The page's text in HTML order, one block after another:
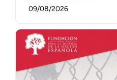
09/08/2026